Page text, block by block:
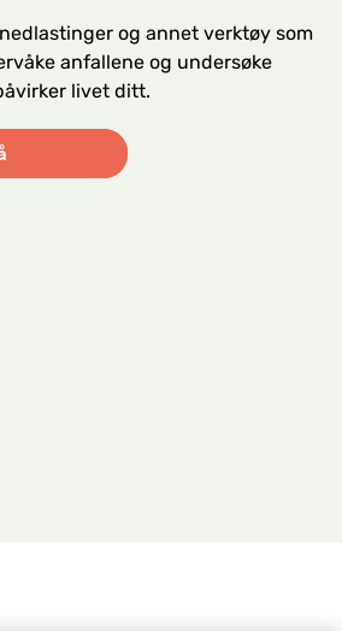
og annet verktøy som
anfallene og undersøke
livet ditt.